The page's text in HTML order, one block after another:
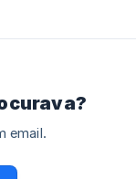
email.